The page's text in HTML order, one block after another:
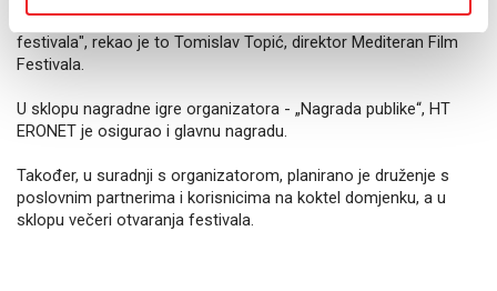
platformi, ali i na svim produkcijskim razinama ovogodišnjeg
festivala", rekao je to Tomislav Topić, direktor Mediteran Film
Festivala.
U sklopu nagradne igre organizatora - „Nagrada publike“, HT
ERONET je osigurao i glavnu nagradu.
Također, u suradnji s organizatorom, planirano je druženje s
poslovnim partnerima i korisnicima na koktel domjenku, a u
sklopu večeri otvaranja festivala.